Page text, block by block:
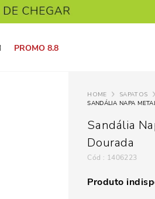
PROMO 8.8 O
SAPATOS
SANDÁLIA NAPA
Sandália
Dourada
: 1406223
Produto